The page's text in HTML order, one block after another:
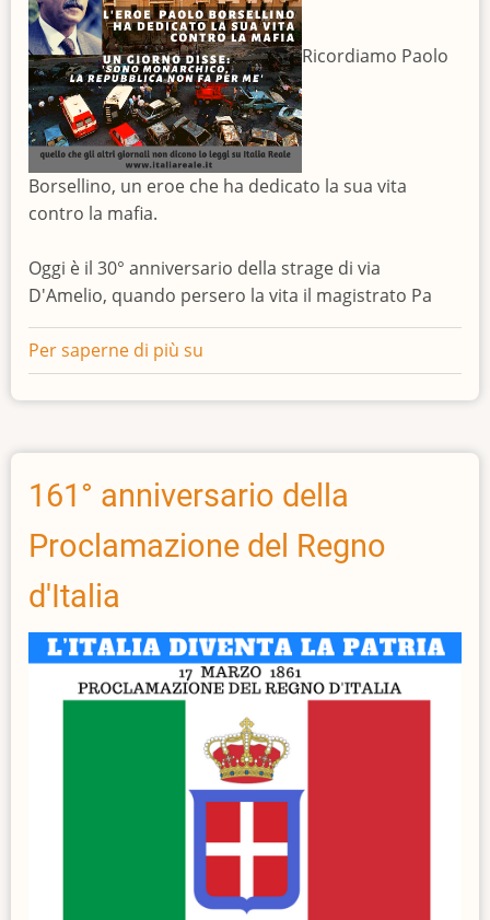
Ricordiamo Paolo
Borsellino, un eroe che ha dedicato la sua vita
contro la mafia.
Oggi è il 30° anniversario della strage di via
D'Amelio, quando persero la vita il magistrato Pa
Per saperne di più su
monarchici
ricordano
Borsellino
30
anni
dopo
161° anniversario della
Proclamazione del Regno
d'Italia